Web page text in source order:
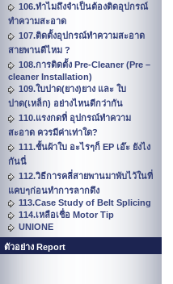
106.ทำไมถึงจำเป็นต้องติดอุปกรณ์
ทำความสะอาด
107.ติดตั้งอุปกรณ์ทำความสะอาด
สายพานดีไหม ?
108.การติดตั้ง Pre-Cleaner (Pre –
cleaner Installation)
109.ใบปาด(ยาง)ยาง และ ใบ
ปาด(เหล็ก) อย่างไหนดีกว่ากัน
110.แรงกดที่ อุปกรณ์ทำความ
สะอาด ควรมีค่าเท่าใด?
111.ชั้นผ้าใบ อะไรๆก็ EP เอ๊ะ ยังไง
กันนี่
112.วิธีการคลี่สายพานมาพับไว้ในที่
แคบๆก่อนทำการลากดึง
113.Case Study of Belt Splicing
114.เหลือเชื่อ Motor Tip
UNIONE
ตัวอย่าง Report